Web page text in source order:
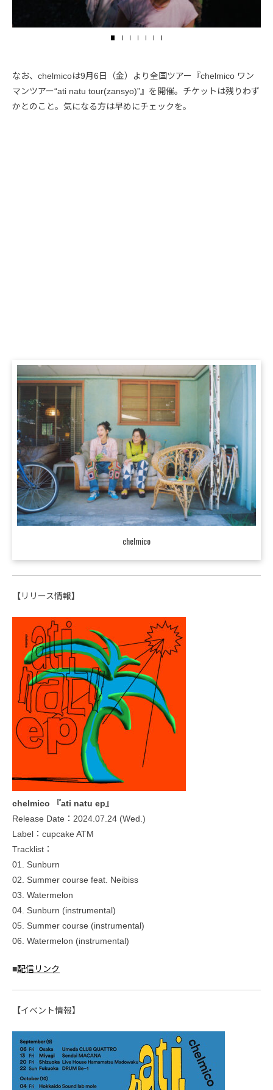
なお、chelmicoは9月6日（金）より全国ツアー『chelmico ワン
マンツアー“ati natu tour(zansyo)”』を開催。チケットは残りわず
かとのこと。気になる方は早めにチェックを。
chelmico
【リリース情報】
chelmico 『ati natu ep』
Release Date：2024.07.24 (Wed.)
Label：cupcake ATM
Tracklist：
01. Sunburn
02. Summer course feat. Neibiss
03. Watermelon
04. Sunburn (instrumental)
05. Summer course (instrumental)
06. Watermelon (instrumental)
■配信リンク
【イベント情報】